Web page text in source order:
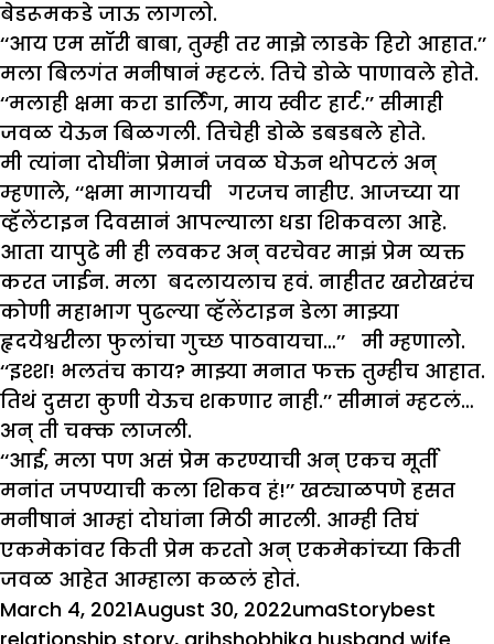
बेडरूमकडे जाऊ लागलो.
‘‘आय एम सॉरी बाबा, तुम्ही तर माझे लाडके हिरो आहात.’’
मला बिलगंत मनीषानं म्हटलं. तिचे डोळे पाणावले होते.
‘‘मलाही क्षमा करा डार्लिंग, माय स्वीट हार्ट.’’ सीमाही
जवळ येऊन बिळगली. तिचेही डोळे डबडबले होते.
मी त्यांना दोघींना प्रेमानं जवळ घेऊन थोपटलं अन्
म्हणाले, ‘‘क्षमा मागायची गरजच नाहीए. आजच्या या
व्हॅलेंटाइन दिवसानं आपल्याला धडा शिकवला आहे.
आता यापुढे मी ही लवकर अन् वरचेवर माझं प्रेम व्यक्त
करत जाईन. मला बदलायलाच हवं. नाहीतर खरोखरंच
कोणी महाभाग पुढल्या व्हॅलेंटाइन डेला माझ्या
हृदयेश्वरीला फुलांचा गुच्छ पाठवायचा…’’ मी म्हणालो.
‘‘इश्श! भलतंच काय? माझ्या मनात फक्त तुम्हीच आहात.
तिथं दुसरा कुणी येऊच शकणार नाही.’’ सीमानं म्हटलं…
अन् ती चक्क लाजली.
‘‘आई, मला पण असं प्रेम करण्याची अन् एकच मूर्ती
मनांत जपण्याची कला शिकव हं!’’ खट्याळपणे हसत
मनीषानं आम्हां दोघांना मिठी मारली. आम्ही तिघं
एकमेकांवर किती प्रेम करतो अन् एकमेकांच्या किती
जवळ आहेत आम्हाला कळलं होतं.
Posted
on
March 4, 2021August 30, 2022Author
umaCategories
StoryTags
best